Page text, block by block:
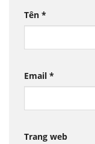
Tên *
Email *
Trang web